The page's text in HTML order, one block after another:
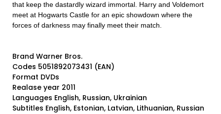
that keep the dastardly wizard immortal. Harry and Voldemort
meet at Hogwarts Castle for an epic showdown where the
forces of darkness may finally meet their match.
Brand Warner Bros.
Codes 5051892073431 (EAN)
Format DVDs
Realase year 2011
Languages English, Russian, Ukrainian
Subtitles English, Estonian, Latvian, Lithuanian, Russian